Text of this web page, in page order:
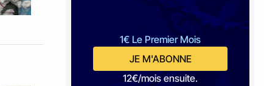
1€ Le Premier Mois
JE M'ABONNE
12€/mois ensuite.